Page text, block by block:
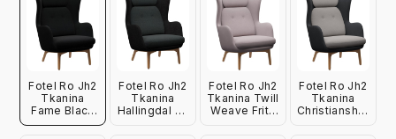
Fotel Ro Jh2
Tkanina
Fame Black
Fritz Hanzen
Fotel Ro Jh2
Tkanina
Hallingdal 65
Fotel Ro Jh2
Tkanina Twill
Weave Fritz
Fotel Ro Jh2
Tkanina
Christianshavn